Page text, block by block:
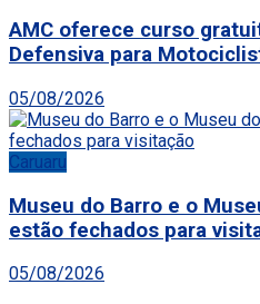
AMC oferece curso
Defensiva para
05/08/2026
Caruaru
Museu do Barro e o
estão fechados para
05/08/2026